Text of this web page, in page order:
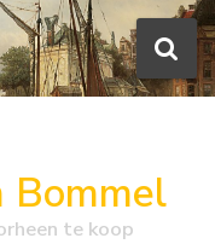
Bommel
te koop